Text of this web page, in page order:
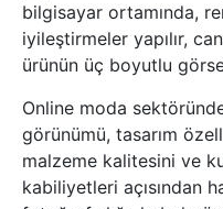
bilgisayar ortamında,
iyileştirmeler yapılır,
ürünün üç boyutlu
Online moda
görünümü, tasarım
malzeme kalitesini ve
kabiliyetleri açısından